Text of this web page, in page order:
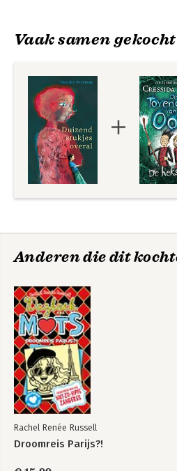
Vaak samen gekocht
Anderen die dit
Rachel Renée Russell
Droomreis Parijs?!